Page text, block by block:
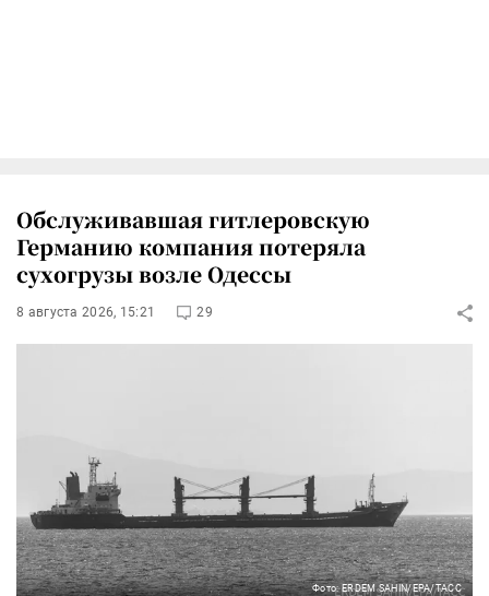
Обслуживавшая гитлеровскую
Германию компания потеряла
сухогрузы возле Одессы
8 августа 2026, 15:21 29
Фото: ERDEM SAHIN/EPA/ТАСС